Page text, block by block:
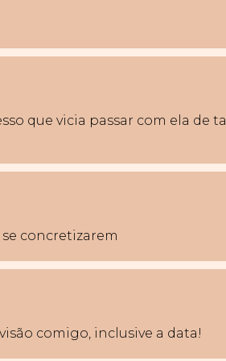
que vicia passar com ela de
concretizarem
comigo, inclusive a data!